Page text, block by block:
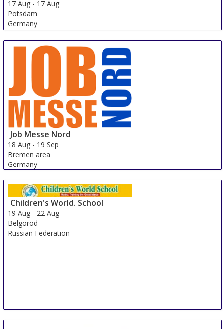
17 Aug - 17 Aug
Potsdam
Germany
Job Messe Nord
18 Aug - 19 Sep
Bremen area
Germany
Children's World. School
19 Aug - 22 Aug
Belgorod
Russian Federation